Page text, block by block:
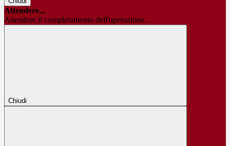
Attendere...
Attendere il completamento dell'operazione...
Chiudi